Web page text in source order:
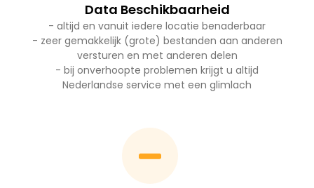
Data Beschikbaarheid
- altijd en vanuit iedere locatie benaderbaar
- zeer gemakkelijk (grote) bestanden aan anderen
versturen en met anderen delen
- bij onverhoopte problemen krijgt u altijd
Nederlandse service met een glimlach